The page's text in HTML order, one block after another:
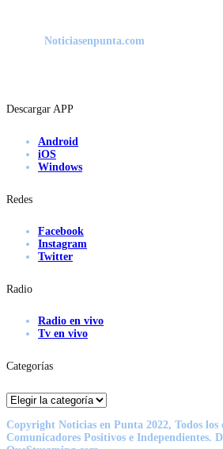
Noticiasenpunta.com
Descargar APP
Android
iOS
Windows
Redes
Facebook
Instagram
Twitter
Radio
Radio en vivo
Tv en vivo
Categorías
Categorías
Copyright Noticias en Punta 2022, Todos los
Comunicadores Positivos e Independientes.